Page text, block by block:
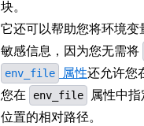
块。
它还可以帮助您将环境
敏感信息，因为您无需将
env_file 属性还允许您
您在
env_file 属性中
位置的相对路径。